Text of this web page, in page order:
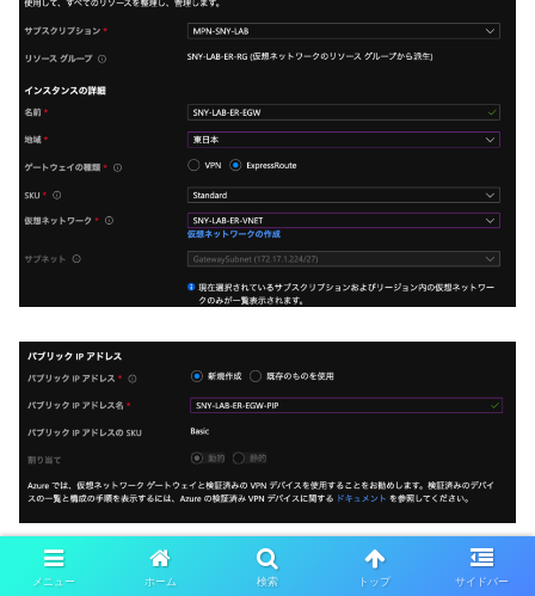
Azure：ExpressRoute 接続
メニュー ホーム 検索 トップ サイドバー